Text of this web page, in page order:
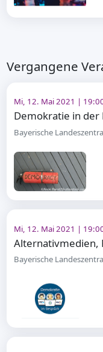
Vergangene
Mi, 12. Mai 2021 |
Demokratie in der
Bayerische
Mi, 12. Mai 2021 |
Bayerische